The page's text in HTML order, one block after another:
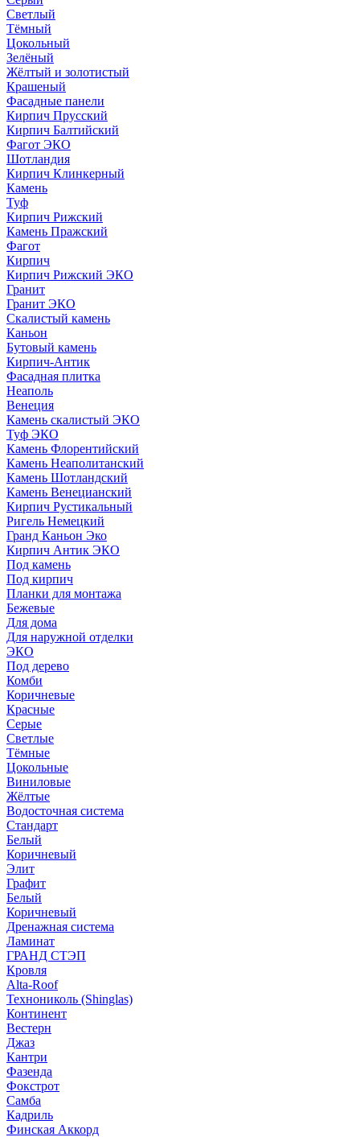
Светлый
Тёмный
Цокольный
Зелёный
Жёлтый и золотистый
Крашеный
Фасадные панели
Кирпич Прусский
Кирпич Балтийский
Фагот ЭКО
Шотландия
Кирпич Клинкерный
Камень
Туф
Кирпич Рижский
Камень Пражский
Фагот
Кирпич
Кирпич Рижский ЭКО
Гранит
Гранит ЭКО
Скалистый камень
Каньон
Бутовый камень
Кирпич-Антик
Фасадная плитка
Неаполь
Венеция
Камень скалистый ЭКО
Туф ЭКО
Камень Флорентийский
Камень Неаполитанский
Камень Шотландский
Камень Венецианский
Кирпич Рустикальный
Ригель Немецкий
Гранд Каньон Эко
Кирпич Антик ЭКО
Под камень
Под кирпич
Планки для монтажа
Бежевые
Для дома
Для наружной отделки
ЭКO
Под дерево
Комби
Коричневые
Красные
Серые
Светлые
Тёмные
Цокольные
Виниловые
Жёлтые
Водосточная система
Стандарт
Белый
Коричневый
Элит
Графит
Белый
Коричневый
Дренажная система
Ламинат
ГРАНД СТЭП
Кровля
Alta-Roof
Технониколь (Shinglas)
Континент
Вестерн
Джаз
Кантри
Фазенда
Фокстрот
Самба
Кадриль
Финская Аккорд